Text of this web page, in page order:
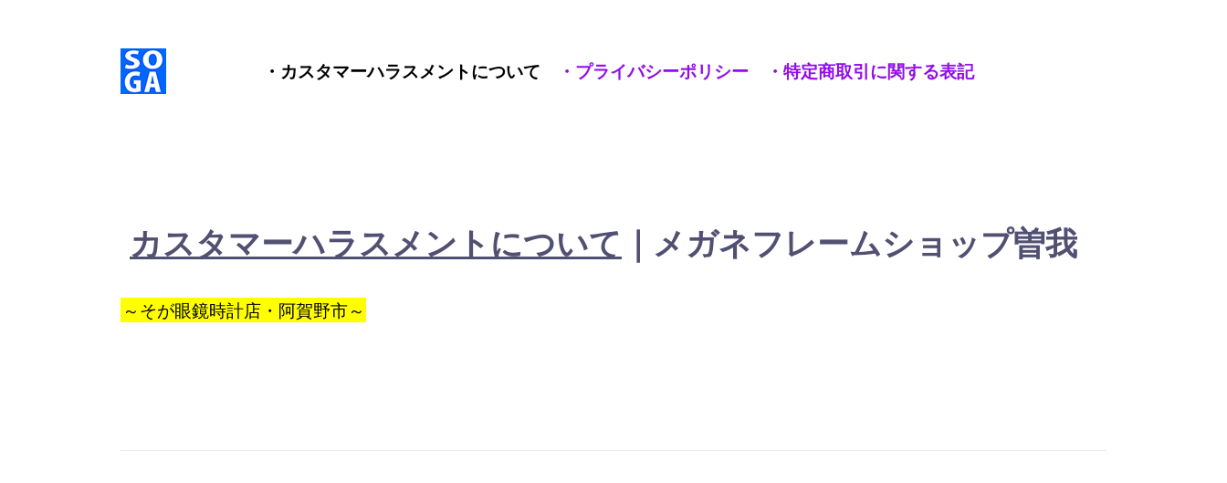
・カスタマーハラスメントについて ・プライバシーポリシー ・特定商取引に関する表記
カスタマーハラスメントについて ｜メガネフレームショップ曽我
～そが眼鏡時計店・阿賀野市～